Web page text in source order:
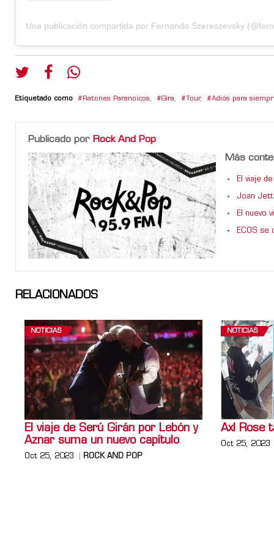
Etiquetado como Ratones Paranoicos, Gira, Tour, Adiós para
Publicado por Rock And Pop
Más
El viaje
Joan Jett
El nuevo
ECOS se
RELACIONADOS
NOTICIAS
El viaje de Serú Girán por Lebón y
Aznar suma un nuevo capítulo
Oct 25, 2023 ROCK AND POP
NOTICIAS
Axl Rose
Oct 25, 2023